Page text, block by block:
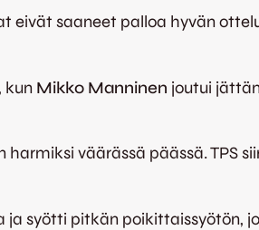
eivät saaneet palloa hyvän
kun Mikko Manninen joutui
väärässä päässä. TPS
syötti pitkän poikittaissyötön,